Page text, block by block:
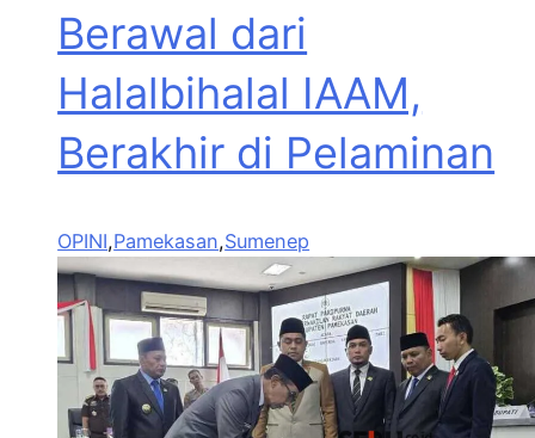
Berawal dari
Halalbihalal IAAM,
Berakhir di Pelaminan
OPINI,Pamekasan,Sumenep